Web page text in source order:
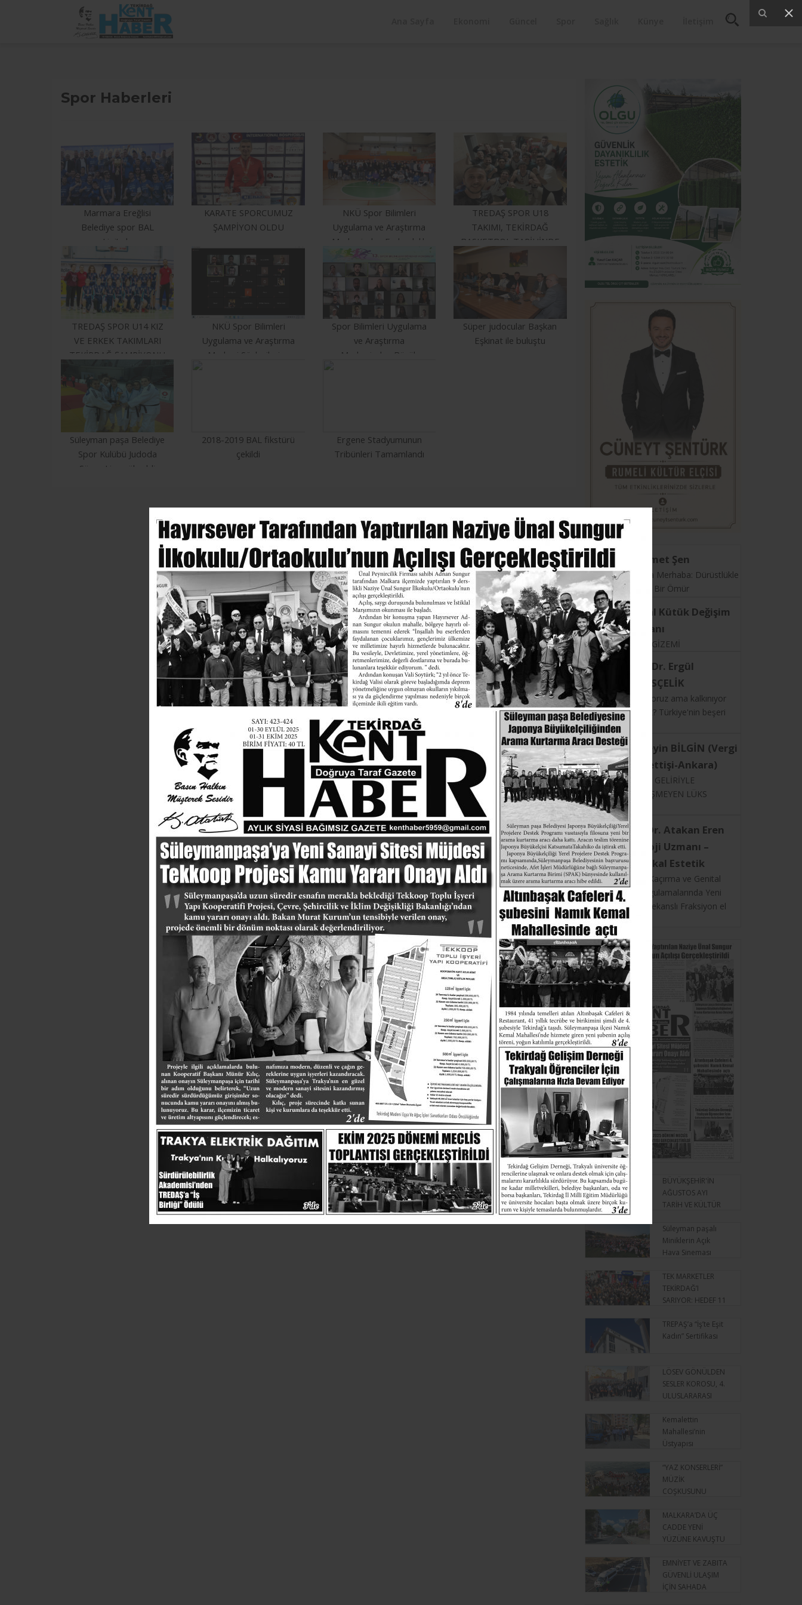
Spor Haberleri
Marmara Ereğlisi
Belediye spor BAL
Ligi’nde
KARATE SPORCUMUZ
ŞAMPİYON OLDU
NKÜ Spor Bilimleri
Uygulama ve Araştırma
Merkezinden Farkındalık
Etkinliği
TREDAŞ SPOR U18
TAKIMI, TEKİRDAĞ
BASKETBOL TARİHİNDE
TREDAŞ SPOR U14 KIZ
VE ERKEK TAKIMLARI
TEKİRDAĞ ŞAMPİYONU
NKÜ Spor Bilimleri
Uygulama ve Araştırma
Merkezi Söyleşilerine
Spor Bilimleri Uygulama
ve Araştırma
Merkezinden Büyük
Süper judocular Başkan
Eşkinat ile buluştu
Süleyman paşa Belediye
Spor Kulübü Judoda
Süper Lige yükseldi
2018-2019 BAL fikstürü
çekildi
Ergene Stadyumunun
Tribünleri Tamamlandı
Mehmet Şen
19. Yıla Merhaba: Dürüstlükle
Geçen Bir Ömür
Neval Kütük Değişim
Uzmanı
İLİŞKİ GİZEMİ
Doç. Dr. Ergül
HALİSÇELİK
Büyüyoruz ama kalkınıyor
muyuz? Türkiye'nin beşeri
sermaye gerçeği
Hüseyin BİLGİN (Vergi
Müfettişi-Ankara)
RESMİ GELİRİYLE
ÖRTÜŞMEYEN LÜKS
HARCAMALAR
Op. Dr. Atakan Eren
Üroloji Uzmanı –
Medikal Estetik
Kadınlarda İdrar Kaçırma ve Genital
Bölge Estetik Uygulamalarında Yeni
Dönem: Radyo frekanslı Fraksiyon el
CO₂ Teknolojisi
BÜYÜKŞEHİR'İN
AĞUSTOS AYI
TARİH VE KÜLTÜR
Süleyman paşalı
Miniklerin Açık
Hava Sineması
TEK MARKETLER
TEKİRDAĞ’I
SARIYOR: HEDEF 11
TREPAŞ’a “İş’te Eşit
Kadın” Sertifikası
LÖSEV GÖNÜLDEN
SESLER KOROSU, 4.
ULUSLARARASI
FESTİVALİ'NDE
SAHNE ALDI
Kemalettin
Mahallesi’nin
Üstyapısı
“YAZ KONSERLERİ”
MÜZİK
COŞKUSUNU
MALKARA’DA ÜÇ
CADDE YENİ
YÜZÜNE KAVUŞTU
EMNİYET VE ZABITA
GÜVENLİ ULAŞIM
İÇİN SAHADA